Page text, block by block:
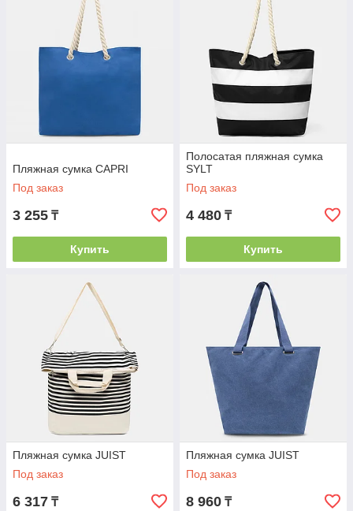
Пляжная сумка CAPRI
Под заказ
3 255 ₸
Купить
Полосатая пляжная сумка
SYLT
Под заказ
4 480 ₸
Купить
Пляжная сумка JUIST
Под заказ
6 317 ₸
Пляжная сумка JUIST
Под заказ
8 960 ₸